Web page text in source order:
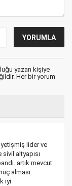
yazan kişiye
Her bir yorum
yetişmiş lider ve
altyapısı
mevcut
alması
iyi